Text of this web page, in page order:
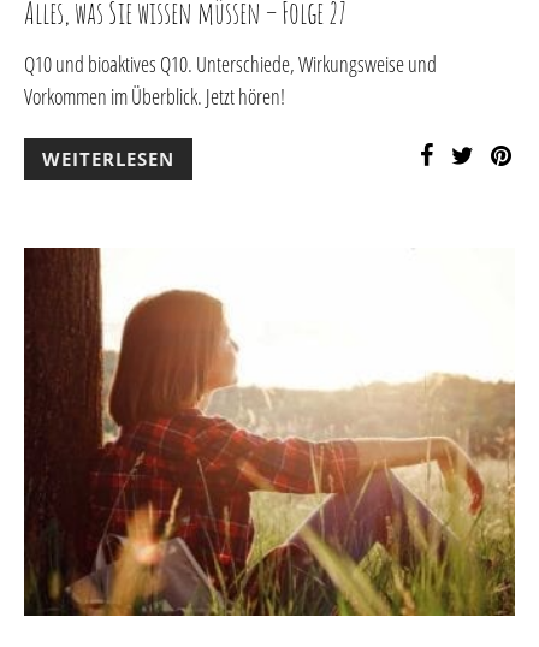
Alles, was Sie wissen müssen – Folge 27
Q10 und bioaktives Q10. Unterschiede, Wirkungsweise und
Vorkommen im Überblick. Jetzt hören!
WEITERLESEN